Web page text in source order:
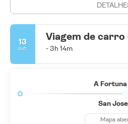
13
out.
Viagem de carro
- 3h 14m
A Fortuna
San Jose
Mapa